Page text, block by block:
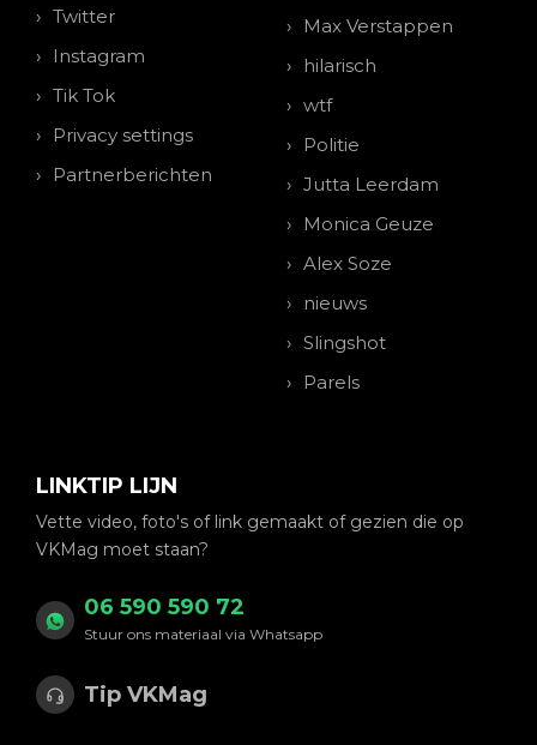
Twitter
Instagram
Tik Tok
Privacy settings
Partnerberichten
Max Verstappen
hilarisch
wtf
Politie
Jutta Leerdam
Monica Geuze
Alex Soze
nieuws
Slingshot
Parels
LINKTIP LIJN
Vette video, foto's of link gemaakt of gezien die op
VKMag moet staan?
06 590 590 72
Stuur ons materiaal via Whatsapp
Tip VKMag